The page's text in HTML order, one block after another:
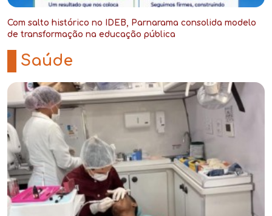
Com salto histórico no IDEB, Parnarama consolida modelo
de transformação na educação pública
Saúde